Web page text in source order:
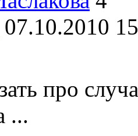
07.10.2010
про
...